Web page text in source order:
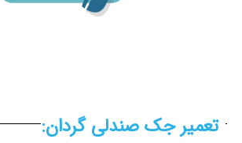
تعمیر جک صندلی گردان: